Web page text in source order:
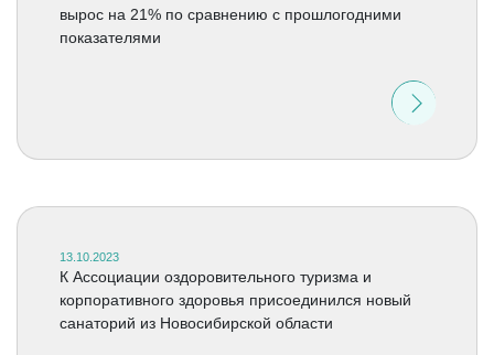
вырос на 21% по сравнению с прошлогодними
показателями
13.10.2023
К Ассоциации оздоровительного туризма и
корпоративного здоровья присоединился новый
санаторий из Новосибирской области